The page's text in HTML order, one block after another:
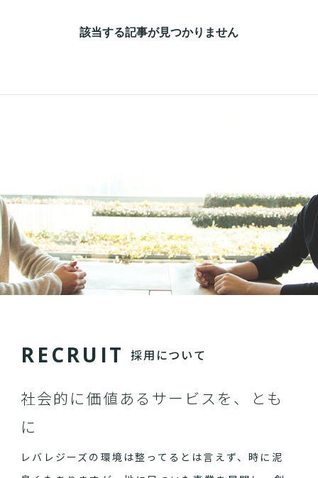
該当する記事が見つかりません
RECRU IT 採用について
社会的に価値あるサービスを、とも
に
レバレジーズの環境は整ってるとは言えず、時に泥